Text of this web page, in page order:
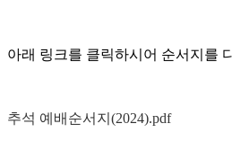
아래 링크를 클릭하시어 순서지를
추석 예배순서지(2024).pdf